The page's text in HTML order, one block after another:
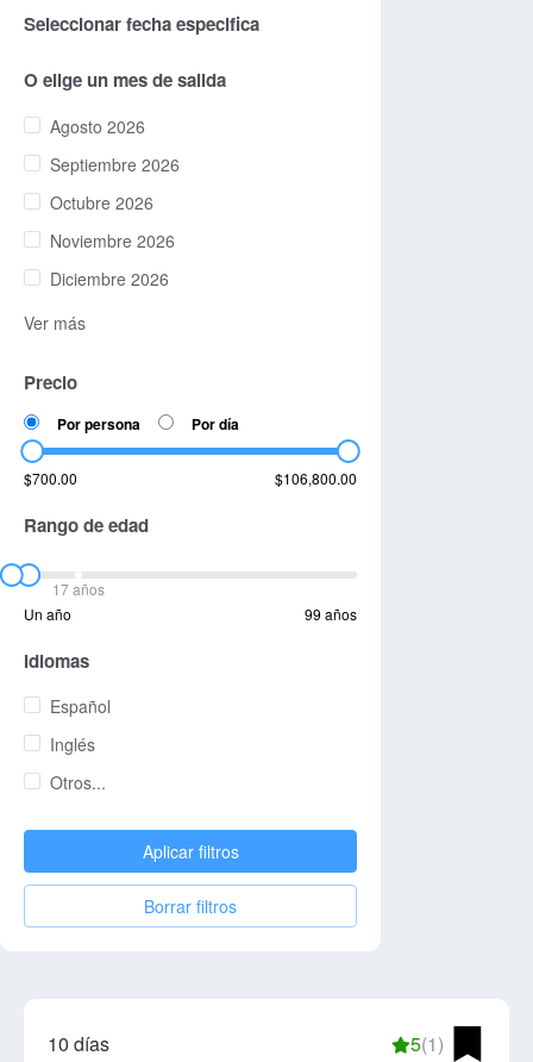
Seleccionar fecha especifica
O elige un mes de salida
Agosto 2026
Septiembre 2026
Octubre 2026
Noviembre 2026
Diciembre 2026
Ver más
Precio
Por persona Por día
$700.00 $106,800.00
Rango de edad
17 años
Un año
99 años
Idiomas
Español
Inglés
Otros...
Aplicar filtros
Borrar filtros
10 días 5(1)